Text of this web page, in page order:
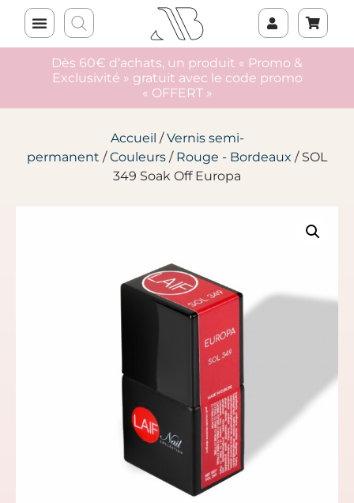
Dès 60€ d’achats, un produit « Promo &
Exclusivité » gratuit avec le code promo
« OFFERT »
Accueil /Vernis semi-
permanent /Couleurs / Rouge - Bordeaux / SOL
349 Soak Off Europa